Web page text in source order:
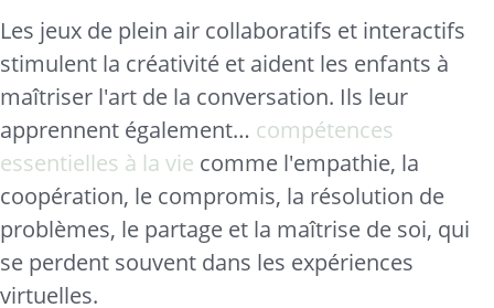
Les jeux de plein air collaboratifs et interactifs
stimulent la créativité et aident les enfants à
maîtriser l'art de la conversation. Ils leur
apprennent également… compétences
essentielles à la vie comme l'empathie, la
coopération, le compromis, la résolution de
problèmes, le partage et la maîtrise de soi, qui
se perdent souvent dans les expériences
virtuelles.